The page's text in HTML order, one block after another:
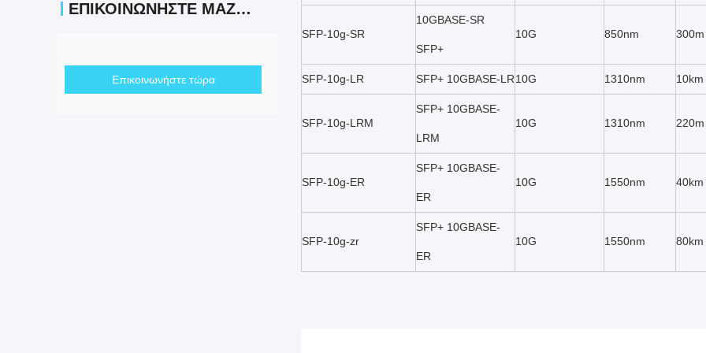
ΕΠΙΚΟΙΝΩΝΉΣΤΕ ΜΑΖΊ ΜΑΣ
Επικοινωνήστε τώρα
SFP-10g-SR
10GBASE-SR
SFP+
10G 850nm 300m
SFP-10g-LR SFP+ 10GBASE-LR10G 1310nm 10km
SFP-10g-LRM
SFP+ 10GBASE-
LRM
10G 1310nm 220m
SFP-10g-ER
SFP+ 10GBASE-
ER
10G 1550nm 40km
SFP-10g-zr
SFP+ 10GBASE-
ER
10G 1550nm 80km